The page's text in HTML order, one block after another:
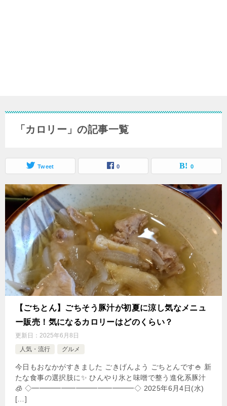
「カロリー」の記事一覧
Tweet 0 0
【ごちとん】ごちそう豚汁が初夏に涼し気なメニュ
ー販売！気になるカロリーはどのくらい？
更新日： 2025年6月8日
人気・流行
グルメ
今日もおなかがすきました ごきげんよう ごちとんです🍚 新
たな食事の選択肢に✨ ひんやり氷と味噌で整う進化系豚汁
🧊 ◇━━━━━━━━━━━━━━◇ 2025年6月4日(水)
[…]